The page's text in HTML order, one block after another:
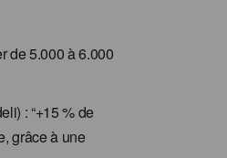
de 5.000 à 6.000
: “+15 % de
grâce à une